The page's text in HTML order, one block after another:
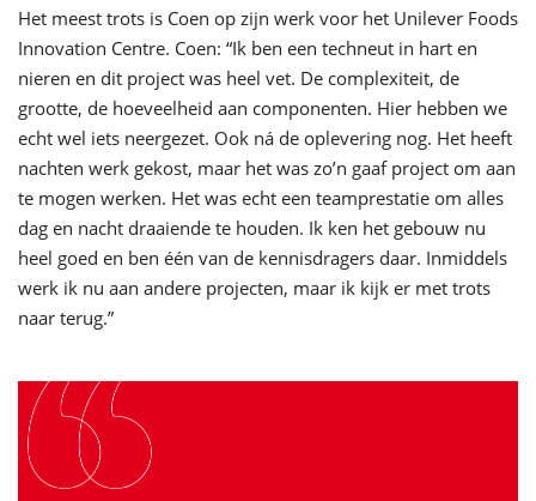
Het meest trots is Coen op zijn werk voor het Unilever Foods
Innovation Centre. Coen: “Ik ben een techneut in hart en
nieren en dit project was heel vet. De complexiteit, de
grootte, de hoeveelheid aan componenten. Hier hebben we
echt wel iets neergezet. Ook ná de oplevering nog. Het heeft
nachten werk gekost, maar het was zo’n gaaf project om aan
te mogen werken. Het was echt een teamprestatie om alles
dag en nacht draaiende te houden. Ik ken het gebouw nu
heel goed en ben één van de kennisdragers daar. Inmiddels
werk ik nu aan andere projecten, maar ik kijk er met trots
naar terug.”